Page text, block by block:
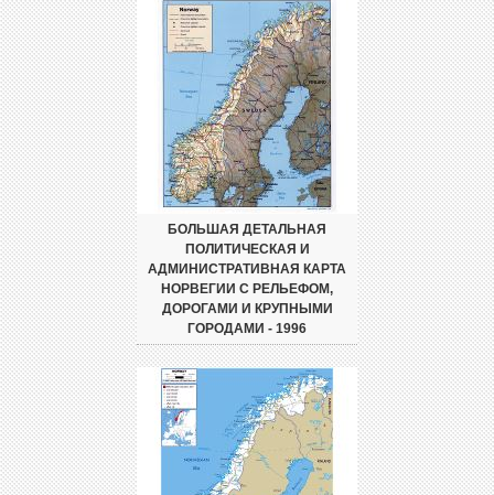
БОЛЬШАЯ ДЕТАЛЬНАЯ
ПОЛИТИЧЕСКАЯ И
АДМИНИСТРАТИВНАЯ КАРТА
НОРВЕГИИ С РЕЛЬЕФОМ,
ДОРОГАМИ И КРУПНЫМИ
ГОРОДАМИ - 1996